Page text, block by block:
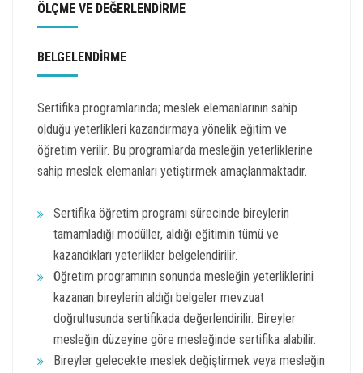
ÖLÇME VE DEĞERLENDİRME
BELGELENDİRME
Sertifika programlarında; meslek elemanlarının sahip
olduğu yeterlikleri kazandırmaya yönelik eğitim ve
öğretim verilir. Bu programlarda mesleğin yeterliklerine
sahip meslek elemanları yetiştirmek amaçlanmaktadır.
Sertifika öğretim programı sürecinde bireylerin
tamamladığı modüller, aldığı eğitimin tümü ve
kazandıkları yeterlikler belgelendirilir.
Öğretim programının sonunda mesleğin yeterliklerini
kazanan bireylerin aldığı belgeler mevzuat
doğrultusunda sertifikada değerlendirilir. Bireyler
mesleğin düzeyine göre mesleğinde sertifika alabilir.
Bireyler gelecekte meslek değiştirmek veya mesleğin